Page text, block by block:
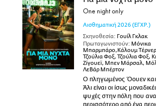
One night only
Αισθηματική 2026 (ΕΓΧΡ.)
Σκηνοθεσία: Γουίλ Γκλακ
Πρωταγωνιστούν: Μόνικα
Μπαρμπάρο,Κάλουμ
Τζούλια Φοξ, Τζούλια Φοξ,
Ζίγουεϊ, Μπεν Μάρσαλ,
ΛεΒάρ Μπέρτον
Ο πληγωμένος Όουεν και
Άλι είναι οι ίσως
ψυχές στην πόλη που
περισσότερο από ένα